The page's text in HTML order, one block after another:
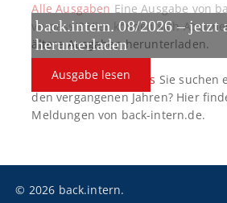
back.intern. 08/2026 – jetzt
herunterladen
Ausgabe lesen
Alle Ausgaben Eine Ausgabe von
verpasst? Hier können sich
ältere Ausgaben herunterladen.
back.intern. Top-News Sie suchen
den vergangenen Jahren? Hier
Meldungen von back-intern.de.
© 2026 back.intern.